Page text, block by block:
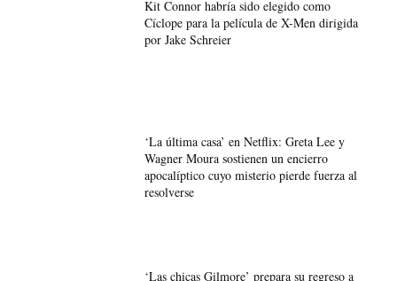
Kit Connor habría sido elegido como
Cíclope para la película de X-Men dirigida
por Jake Schreier
‘La última casa’ en Netflix: Greta Lee y
Wagner Moura sostienen un encierro
apocalíptico cuyo misterio pierde fuerza al
resolverse
‘Las chicas Gilmore’ prepara su regreso a